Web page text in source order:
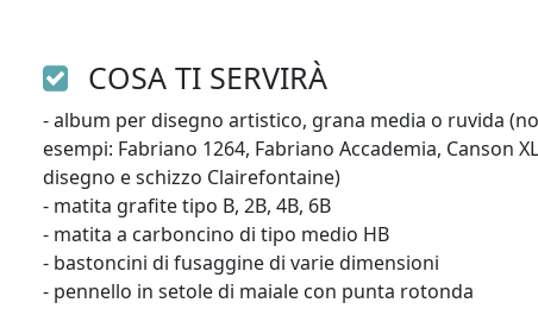
COSA TI SERVIRÀ
- album per disegno artistico, grana media o ruvida
esempi: Fabriano 1264, Fabriano Accademia, Canson
disegno e schizzo Clairefontaine)
- matita grafite tipo B, 2B, 4B, 6B
- matita a carboncino di tipo medio HB
- bastoncini di fusaggine di varie dimensioni
- pennello in setole di maiale con punta rotonda